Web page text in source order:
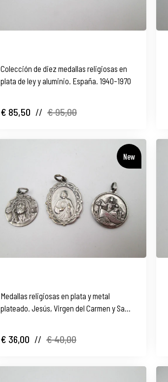
Colección de diez medallas religiosas en
plata de ley y aluminio. España. 1940-1970
€ 85,50 // € 95,00
New
Medallas religiosas en plata y metal
plateado. Jesús, Virgen del Carmen y San
€ 36,00 // € 40,00